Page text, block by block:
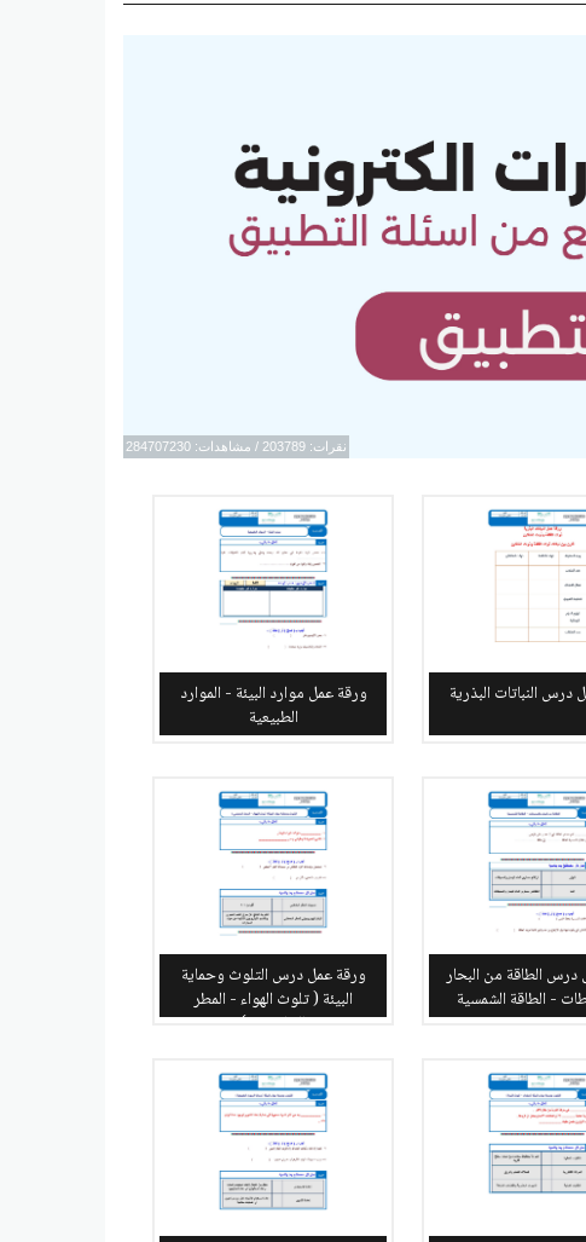
نقرات: 203789 / مشاهدات: 284707230
درس النباتات البذرية
ورقة عمل موارد البيئة - الموارد
الطبيعية
الطاقة من البحار
- الطاقة الشمسية
ورقة عمل درس التلوث وحماية
البيئة ( تلوث الهواء - المطر
الحامضي )